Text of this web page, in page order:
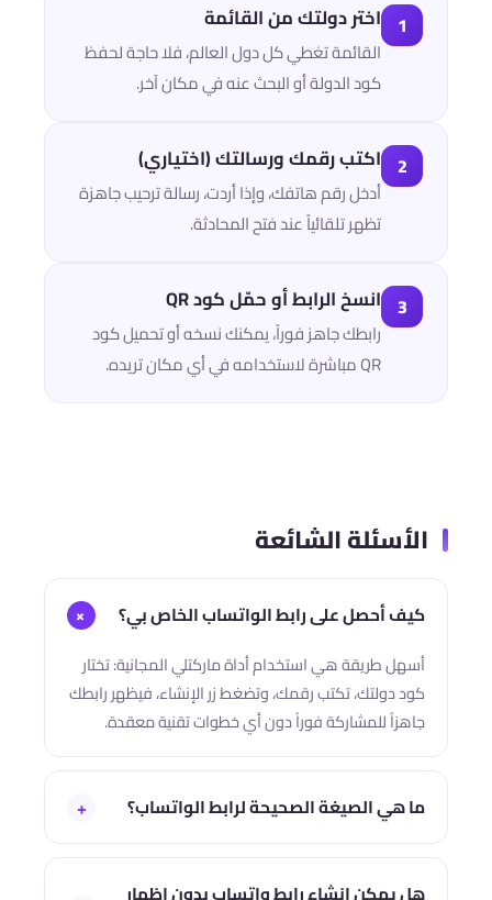
1 اختر دولتك من القائمة
القائمة تغطي كل دول العالم، فلا حاجة لحفظ
كود الدولة أو البحث عنه في مكان آخر.
2 اكتب رقمك ورسالتك (اختياري)
أدخل رقم هاتفك، وإذا أردت، رسالة ترحيب جاهزة
تظهر تلقائياً عند فتح المحادثة.
3 انسخ الرابط أو حمّل كود QR
رابطك جاهز فوراً، يمكنك نسخه أو تحميل كود
QR مباشرة لاستخدامه في أي مكان تريده.
الأسئلة الشائعة
كيف أحصل على رابط الواتساب الخاص بي؟ +
أسهل طريقة هي استخدام أداة ماركتلي المجانية: تختار
كود دولتك، تكتب رقمك، وتضغط زر الإنشاء، فيظهر رابطك
جاهزاً للمشاركة فوراً دون أي خطوات تقنية معقدة.
ما هي الصيغة الصحيحة لرابط الواتساب؟ +
الصيغة الأساسية تتكون من رابط ثابت يليه كود الدولة ثم
رقم الهاتف بدون صفر في البداية وبدون مسافات أو رموز